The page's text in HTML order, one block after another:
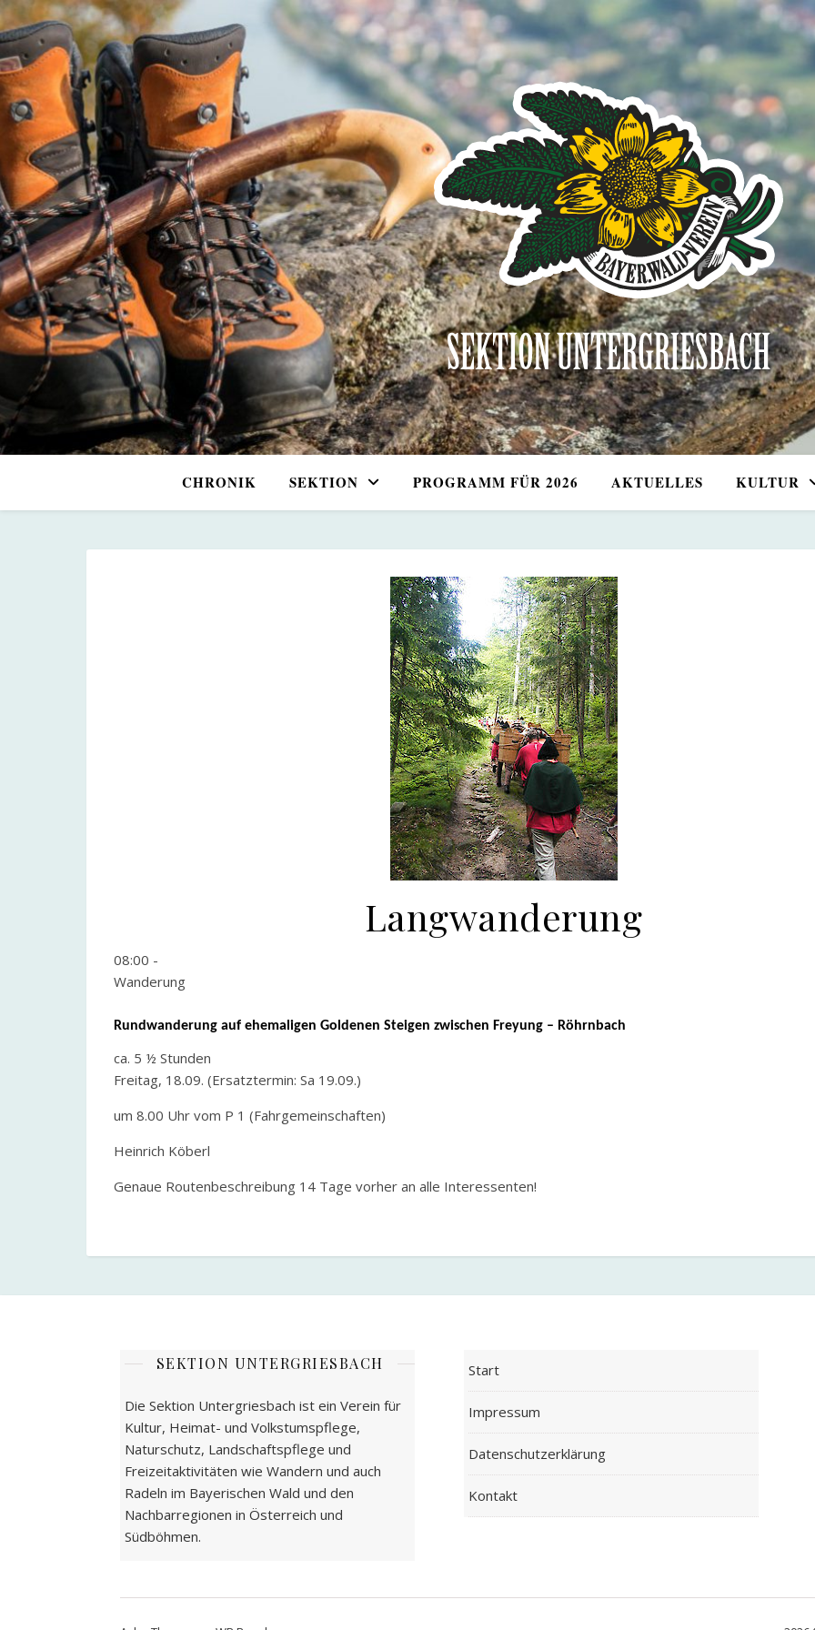
CHRONIK SEKTION PROGRAMM FÜR 2026 AKTUELLES KULTUR
Langwanderung
08:00 -
Wanderung
Rundwanderung auf ehemaligen Goldenen Steigen zwischen Freyung – Röhrnbach
ca. 5 ½ Stunden
Freitag, 18.09. (Ersatztermin: Sa 19.09.)
um 8.00 Uhr vom P 1 (Fahrgemeinschaften)
Heinrich Köberl
Genaue Routenbeschreibung 14 Tage vorher an alle Inter­essen­ten!
SEKTION UNTERGRIESBACH
Die Sektion Untergriesbach ist ein Verein für
Kultur, Heimat- und Volkstumspflege,
Naturschutz, Landschaftspflege und
Freizeitaktivitäten wie Wandern und auch
Radeln im Bayerischen Wald und den
Nachbarregionen in Österreich und
Südböhmen.
Start
Impressum
Datenschutzerklärung
Kontakt